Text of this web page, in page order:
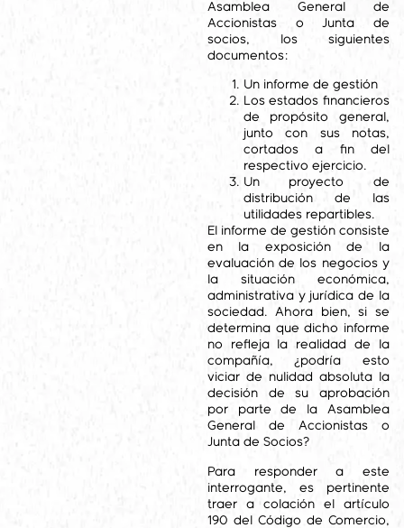
Asamblea General de
Accionistas o Junta de
socios, los siguientes
documentos:
Un informe de gestión
Los estados financieros
de propósito general,
junto con sus notas,
cortados a fin del
respectivo ejercicio.
Un proyecto de
distribución de las
utilidades repartibles.
El informe de gestión consiste
en la exposición de la
evaluación de los negocios y
la situación económica,
administrativa y jurídica de la
sociedad. Ahora bien, si se
determina que dicho informe
no refleja la realidad de la
compañía, ¿podría esto
viciar de nulidad absoluta la
decisión de su aprobación
por parte de la Asamblea
General de Accionistas o
Junta de Socios?
Para responder a este
interrogante, es pertinente
traer a colación el artículo
190 del Código de Comercio,